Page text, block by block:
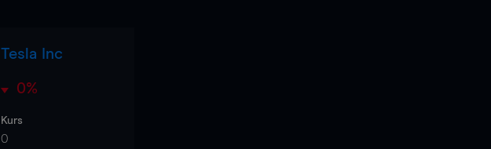
Tesla Inc
0%
Kurs
0